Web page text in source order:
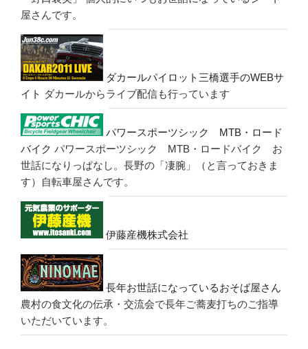
屋さんです。
ダカールパイロット三橋選手のWEBサ
イト ダカールからライブ配信も行っています
パワースポーツシック MTB・ロード
バイク パワースポーツシック MTB・ロードバイク お
世話になりっぱなし。長野の「凄腕」（と言っておきま
す）自転車屋さんです。
伊藤産機株式会社
長年お世話になっているおそば屋さん
農村の食文化の伝承・交流会で長年ご蕎麦打ちのご指導
いただいています。